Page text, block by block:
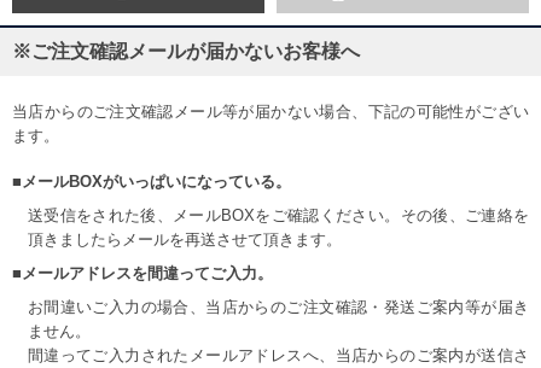
※ご注文確認メールが届かないお客様へ
当店からのご注文確認メール等が届かない場合、下記の可能性がござい
ます。
■メールBOXがいっぱいになっている。
送受信をされた後、メールBOXをご確認ください。その後、ご連絡を
頂きましたらメールを再送させて頂きます。
■メールアドレスを間違ってご入力。
お間違いご入力の場合、当店からのご注文確認・発送ご案内等が届き
ません。
間違ってご入力されたメールアドレスへ、当店からのご案内が送信さ